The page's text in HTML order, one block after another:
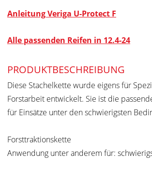
Anleitung Veriga U-Protect F
Alle passenden Reifen in 12.4-24
PRODUKTBESCHREIBUNG
Diese Stachelkette wurde eigens für
Forstarbeit entwickelt. Sie ist die
für Einsätze unter den schwierigsten
Forsttraktionskette
Anwendung unter anderem für: